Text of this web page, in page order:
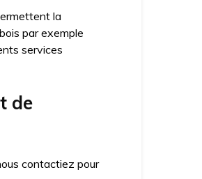
la
par exemple
services
de
contactiez pour